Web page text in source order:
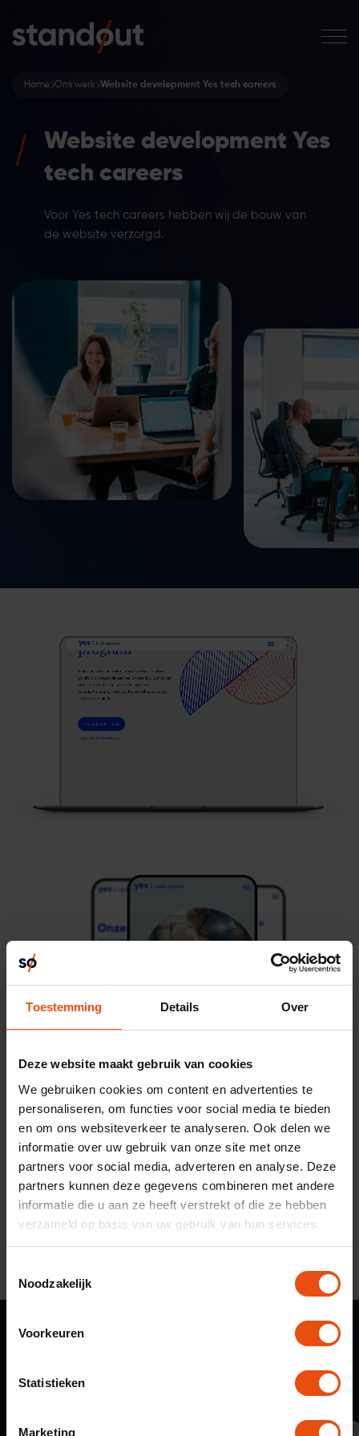
Toestemming Details Over
Deze website maakt gebruik van cookies
We gebruiken cookies om content en advertenties te
personaliseren, om functies voor social media te bieden
en om ons websiteverkeer te analyseren. Ook delen we
informatie over uw gebruik van onze site met onze
partners voor social media, adverteren en analyse. Deze
partners kunnen deze gegevens combineren met andere
informatie die u aan ze heeft verstrekt of die ze hebben
verzameld op basis van uw gebruik van hun services.
Noodzakelijk
Voorkeuren
Statistieken
Marketing
Home Ons werk Website development Yes tech careers
Website development Yes
tech careers
Voor Yes tech careers hebben wij de bouw van
de website verzorgd.
Bekijk de website